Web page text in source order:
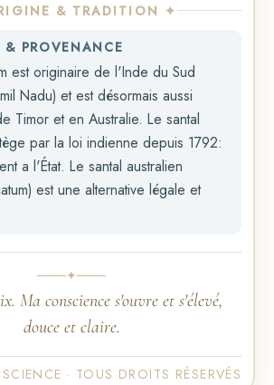
& TRADITION ✦
& PROVENANCE
est originaire de l'Inde du Sud
Nadu) et est désormais aussi
Timor et en Australie. Le santal
par la loi indienne depuis 1792:
a l'État. Le santal australien
est une alternative légale et
✦
Ma conscience s'ouvre et s'élevé,
douce et claire.
· TOUS DROITS RÉSERVÉS